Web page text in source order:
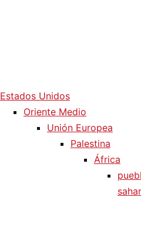
Estados Unidos
Oriente Medio
Unión Europea
Palestina
África